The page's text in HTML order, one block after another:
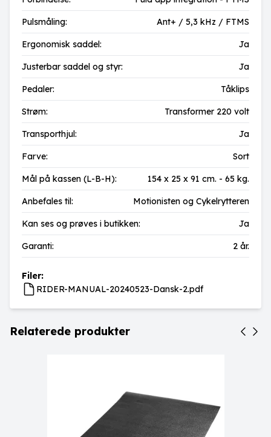
Pulsmåling: Ant+ / 5,3 kHz / FTMS
Ergonomisk saddel: Ja
Justerbar saddel og styr: Ja
Pedaler: Tåklips
Strøm: Transformer 220 volt
Transporthjul: Ja
Farve: Sort
Mål på kassen (L-B-H): 154 x 25 x 91 cm. - 65 kg.
Anbefales til: Motionisten og Cykelrytteren
Kan ses og prøves i butikken: Ja
Garanti: 2 år.
Filer:
RIDER-MANUAL-20240523-Dansk-2.pdf
Relaterede produkter